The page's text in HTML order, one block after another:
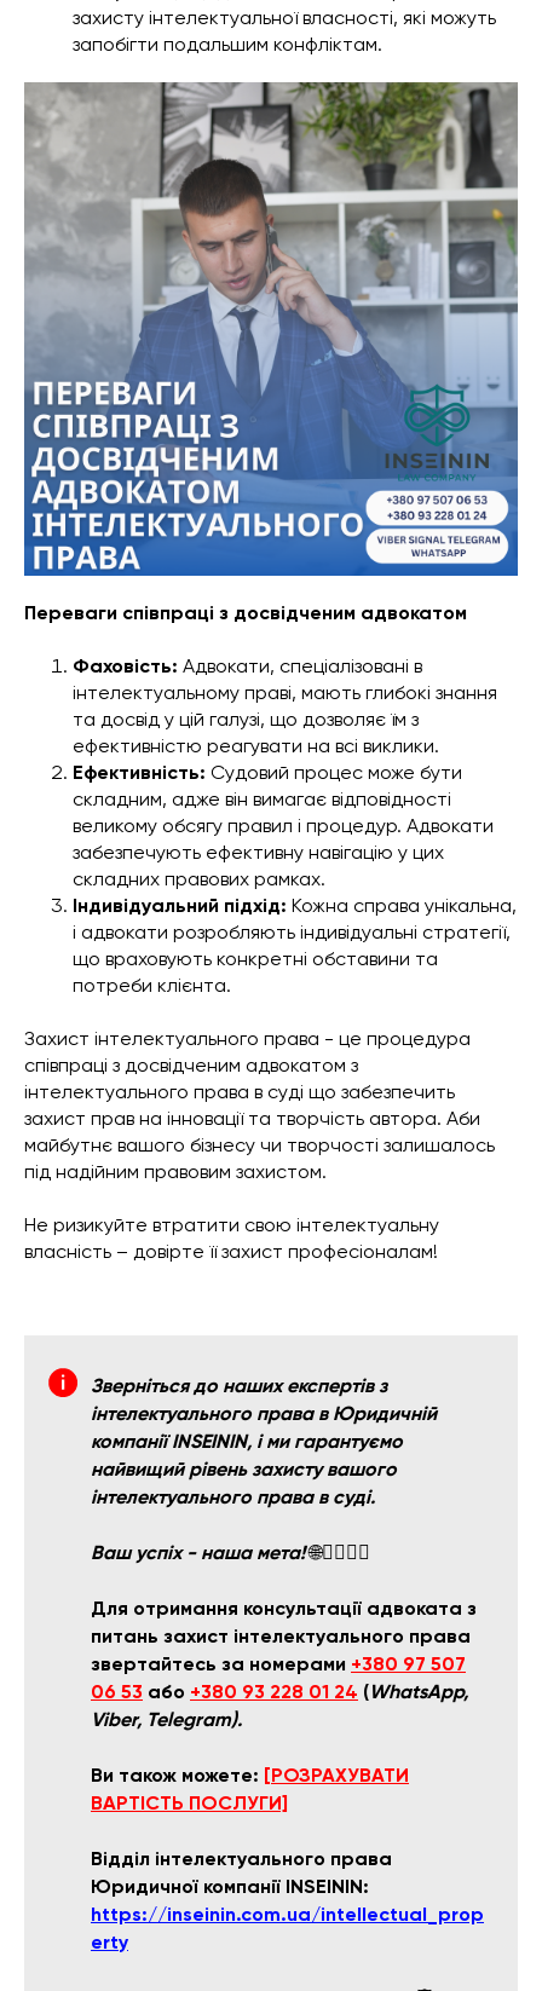
захисту інтелектуальної власності, які можуть
запобігти подальшим конфліктам.
Переваги співпраці з досвідченим адвокатом
Фаховість: Адвокати, спеціалізовані в
інтелектуальному праві, мають глибокі знання
та досвід у цій галузі, що дозволяє їм з
ефективністю реагувати на всі виклики.
Ефективність: Судовий процес може бути
складним, адже він вимагає відповідності
великому обсягу правил і процедур. Адвокати
забезпечують ефективну навігацію у цих
складних правових рамках.
Індивідуальний підхід: Кожна справа унікальна,
і адвокати розробляють індивідуальні стратегії,
що враховують конкретні обставини та
потреби клієнта.
Захист інтелектуального права - це процедура
співпраці з досвідченим адвокатом з
інтелектуального права в суді що забезпечить
захист прав на інновації та творчість автора. Аби
майбутнє вашого бізнесу чи творчості залишалось
під надійним правовим захистом.
Не ризикуйте втратити свою інтелектуальну
власність – довірте її захист професіоналам!
Зверніться до наших експертів з
інтелектуального права в Юридичній
компанії INSEININ, і ми гарантуємо
найвищий рівень захисту вашого
інтелектуального права в суді.
Ваш успіх - наша мета! 🌐👩‍⚖️👨‍⚖️
Для отримання консультації адвоката з
питань захист інтелектуального права
звертайтесь за номерами +380 97 507
06 53 або +380 93 228 01 24 (WhatsApp,
Viber, Telegram).
Ви також можете: [РОЗРАХУВАТИ
ВАРТІСТЬ ПОСЛУГИ]
Відділ інтелектуального права
Юридичної компанії INSEININ:
https://inseinin.com.ua/intellectual_prop
erty